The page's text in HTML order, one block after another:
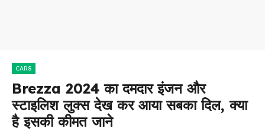
CARS
Brezza 2024 का दमदार इंजन और
स्टाइलिश लुक्स देख कर आया सबका दिल, क्या
है इसकी कीमत जाने